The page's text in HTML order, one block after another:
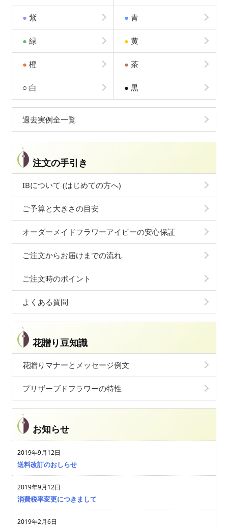
● 紫 ● 青
● 緑 ● 黄
● 橙 ● 茶
○ 白 ● 黒
過去実例全一覧
注文の手引き
IBについて (はじめての方へ)
ご予算と大きさの目安
オーダーメイドフラワーアイビーの安心保証
ご注文からお届けまでの流れ
ご注文時のポイント
よくある質問
花贈り豆知識
花贈りマナーとメッセージ例文
プリザーブドフラワーの特性
お知らせ
2019年9月12日
送料改訂のおしらせ
2019年9月12日
消費税率変更につきまして
2019年2月6日